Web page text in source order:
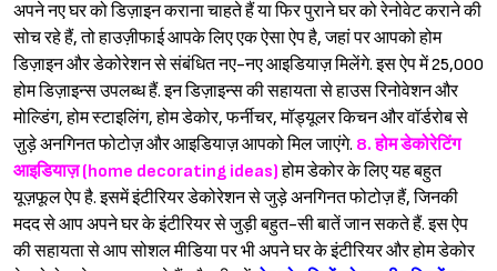
अपने नए घर को डिज़ाइन कराना चाहते हैं या फिर पुराने घर को रेनोवेट कराने की
सोच रहे हैं, तो हाउज़ीफाई आपके लिए एक ऐसा ऐप है, जहां पर आपको होम
डिज़ाइन और डेकोरेशन से संबंधित नए-नए आइडियाज़ मिलेंगे. इस ऐप में 25,000
होम डिज़ाइन्स उपलब्ध हैं. इन डिज़ाइन्स की सहायता से हाउस रिनोवेशन और
मोल्डिंग, होम स्टाइलिंग, होम डेकोर, फर्नीचर, मॉड्यूलर किचन और वॉर्डरोब से
ज़ुड़े अनगिनत फोटोज़ और आइडियाज़ आपको मिल जाएंगे. 8. होम डेकोरेटिंग
आइडियाज़ (home decorating ideas)होम डेकोर के लिए यह बहुत
यूज़फूल ऐप है. इसमें इंटीरियर डेकोरेशन से जुड़े अनगिनत फोटोज़ हैं, जिनकी
मदद से आप अपने घर के इंटीरियर से जुड़ी बहुत-सी बातें जान सकते हैं. इस ऐप
की सहायता से आप सोशल मीडिया पर भी अपने घर के इंटीरियर और होम डेकोर